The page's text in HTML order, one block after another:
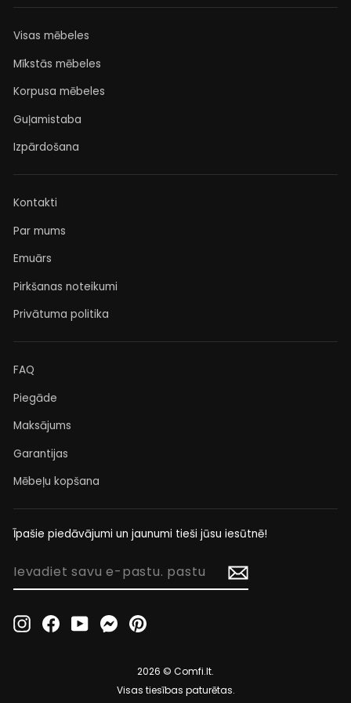
Visas mēbeles
Mīkstās mēbeles
Korpusa mēbeles
Guļamistaba
Izpārdošana
Kontakti
Par mums
Emuārs
Pirkšanas noteikumi
Privātuma politika
FAQ
Piegāde
Maksājums
Garantijas
Mēbeļu kopšana
Īpašie piedāvājumi un jaunumi tieši jūsu iesūtnē!
IEVADIET
PASTU.InstagramFacebookYouTubeMessenger
2026 © Comfi.lt.
Visas tiesības paturētas.